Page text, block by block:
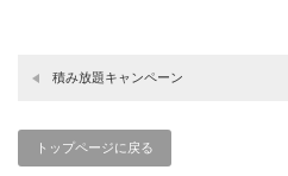
積み放題キャンペーン
トップページに戻る